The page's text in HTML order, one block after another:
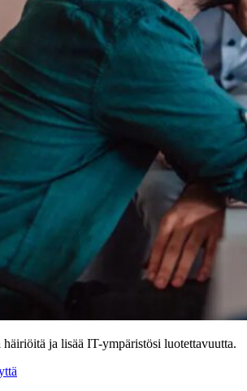
häiriöitä ja lisää IT-ympäristösi luotettavuutta.